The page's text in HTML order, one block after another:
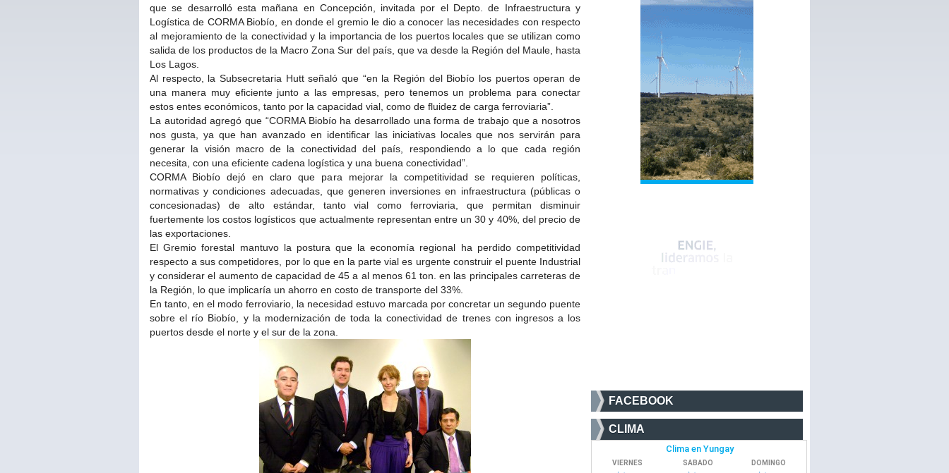
que se desarrolló esta mañana en Concepción, invitada por el Depto. de Infraestructura y
Logística de CORMA Biobío, en donde el gremio le dio a conocer las necesidades con respecto
al mejoramiento de la conectividad y la importancia de los puertos locales que se utilizan como
salida de los productos de la Macro Zona Sur del país, que va desde la Región del Maule, hasta
Los Lagos.
Al respecto, la Subsecretaria Hutt señaló que “en la Región del Biobío los puertos operan de
una manera muy eficiente junto a las empresas, pero tenemos un problema para conectar
estos entes económicos, tanto por la capacidad vial, como de fluidez de carga ferroviaria”.
La autoridad agregó que “CORMA Biobío ha desarrollado una forma de trabajo que a nosotros
nos gusta, ya que han avanzado en identificar las iniciativas locales que nos servirán para
generar la visión macro de la conectividad del país, respondiendo a lo que cada región
necesita, con una eficiente cadena logística y una buena conectividad”.
CORMA Biobío dejó en claro que para mejorar la competitividad se requieren políticas,
normativas y condiciones adecuadas, que generen inversiones en infraestructura (públicas o
concesionadas) de alto estándar, tanto vial como ferroviaria, que permitan disminuir
fuertemente los costos logísticos que actualmente representan entre un 30 y 40%, del precio de
las exportaciones.
El Gremio forestal mantuvo la postura que la economía regional ha perdido competitividad
respecto a sus competidores, por lo que en la parte vial es urgente construir el puente Industrial
y considerar el aumento de capacidad de 45 a al menos 61 ton. en las principales carreteras de
la Región, lo que implicaría un ahorro en costo de transporte del 33%.
En tanto, en el modo ferroviario, la necesidad estuvo marcada por concretar un segundo puente
sobre el río Biobío, y la modernización de toda la conectividad de trenes con ingresos a los
puertos desde el norte y el sur de la zona.
FACEBOOK
CLIMA